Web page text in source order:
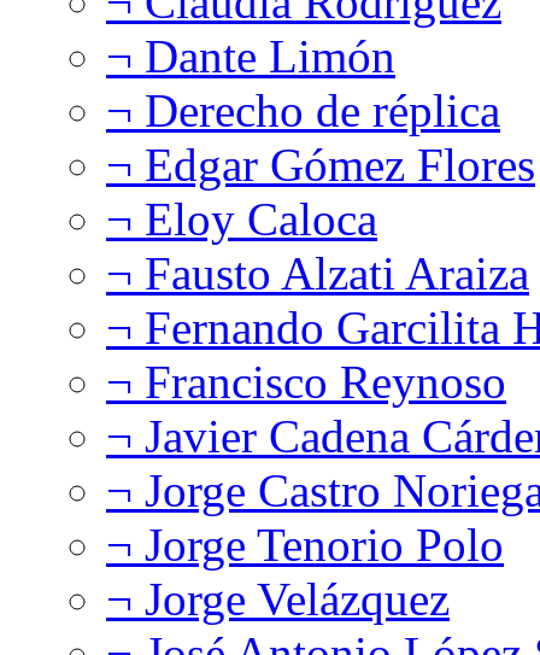
¬ Dante Limón
¬ Derecho de réplica
¬ Edgar Gómez Flores
¬ Eloy Caloca
¬ Fausto Alzati Araiza
¬ Fernando Garcilita
¬ Francisco Reynoso
¬ Javier Cadena
¬ Jorge Castro
¬ Jorge Tenorio Polo
¬ Jorge Velázquez